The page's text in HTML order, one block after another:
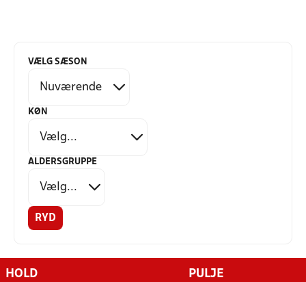
VÆLG SÆSON
KØN
ALDERSGRUPPE
RYD
HOLD PULJE